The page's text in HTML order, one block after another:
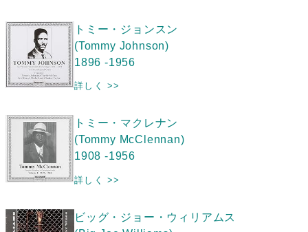
トミー・ジョンスン
(Tommy Johnson)
1896 -1956
詳しく >>
トミー・マクレナン
(Tommy McClennan)
1908 -1956
詳しく >>
ビッグ・ジョー・ウィリアムス